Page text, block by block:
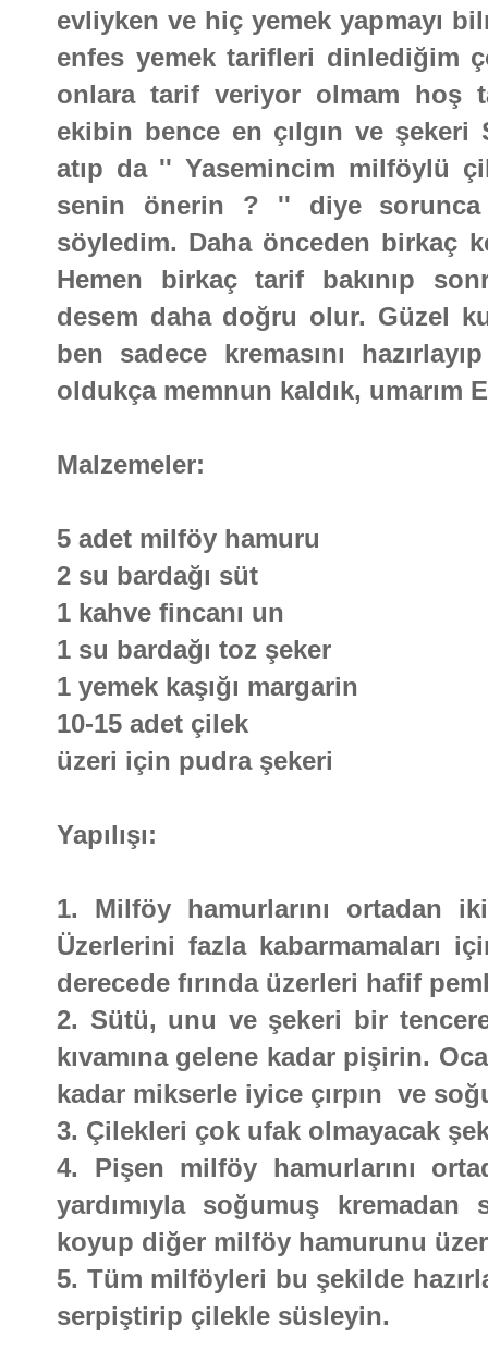
evliyken ve hiç yemek yapmayı
enfes yemek tarifleri dinlediğim
onlara tarif veriyor olmam hoş
ekibin bence en çılgın ve
atıp da '' Yasemincim milföylü
senin önerin ? '' diye sorunca
söyledim. Daha önceden birkaç
Hemen birkaç tarif bakınıp
desem daha doğru olur. Güzel
ben sadece kremasını
oldukça memnun kaldık, umarım
Malzemeler:
5 adet milföy hamuru
2 su bardağı süt
1 kahve fincanı un
1 su bardağı toz şeker
1 yemek kaşığı margarin
10-15 adet çilek
üzeri için pudra şekeri
Yapılışı:
1. Milföy hamurlarını ortadan
Üzerlerini fazla kabarmamaları
derecede fırında üzerleri hafif
2. Sütü, unu ve şekeri bir
kıvamına gelene kadar pişirin.
kadar mikserle iyice çırpın ve
3. Çilekleri çok ufak olmayacak
4. Pişen milföy hamurlarını
yardımıyla soğumuş
koyup diğer milföy hamurunu
5. Tüm milföyleri bu şekilde
serpiştirip çilekle süsleyin.